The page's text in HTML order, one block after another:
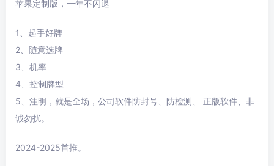
苹果定制版，一年不闪退
1、起手好牌
2、随意选牌
3、机率
4、控制牌型
5、注明，就是全场，公司软件防封号、防检测、 正版软件、非
诚勿扰。
2024-2025首推。